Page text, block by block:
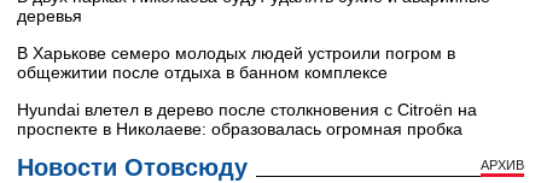
деревья
В Харькове семеро молодых людей устроили погром в
общежитии после отдыха в банном комплексе
Hyundai влетел в дерево после столкновения с Citroën на
проспекте в Николаеве: образовалась огромная пробка
Новости Отовсюду АРХИВ